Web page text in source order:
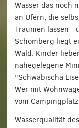
Wasser das noch
an Ufern, die
Träumen lassen -
Schömberg liegt
Wald. Kinder
nahegelegene
"Schwäbischa
Wer mit
vom
Wasserqualität